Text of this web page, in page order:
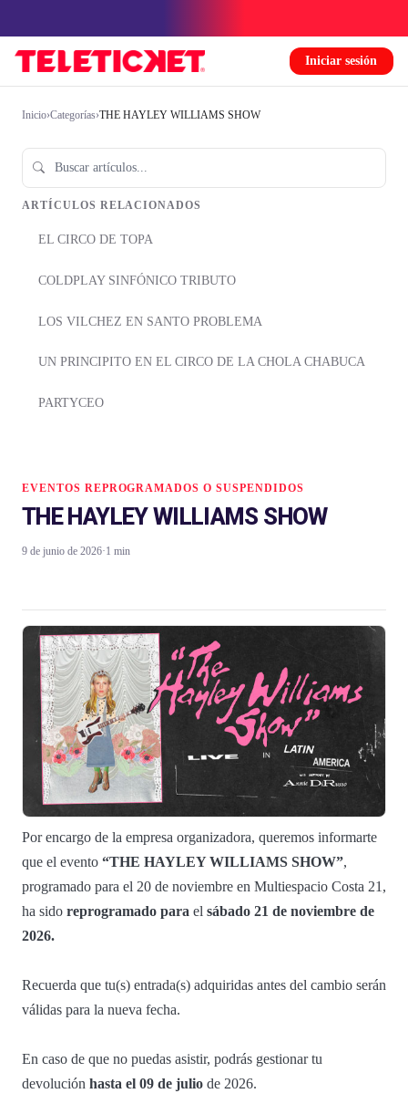
Iniciar sesión
Inicio›Categorías›THE HAYLEY WILLIAMS SHOW
ARTÍCULOS RELACIONADOS
EL CIRCO DE TOPA
COLDPLAY SINFÓNICO TRIBUTO
LOS VILCHEZ EN SANTO PROBLEMA
UN PRINCIPITO EN EL CIRCO DE LA CHOLA CHABUCA
PARTYCEO
EVENTOS REPROGRAMADOS O SUSPENDIDOS
THE HAYLEY WILLIAMS SHOW
9 de junio de 2026·1 min
Por encargo de la empresa organizadora, queremos informarte
que el evento “THE HAYLEY WILLIAMS SHOW”,
programado para el 20 de noviembre en Multiespacio Costa 21,
ha sido reprogramado para el sábado 21 de noviembre de
2026.
Recuerda que tu(s) entrada(s) adquiridas antes del cambio serán
válidas para la nueva fecha.
En caso de que no puedas asistir, podrás gestionar tu
devolución hasta el 09 de julio de 2026.